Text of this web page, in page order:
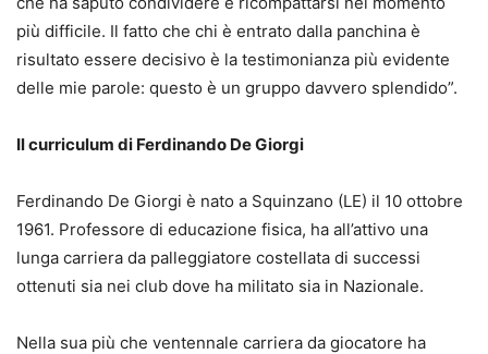
più difficile. Il fatto che chi è entrato dalla panchina è
risultato essere decisivo è la testimonianza più evidente
delle mie parole: questo è un gruppo davvero splendido”.
Il curriculum di Ferdinando De Giorgi
Ferdinando De Giorgi è nato a Squinzano (LE) il 10 ottobre
1961. Professore di educazione fisica, ha all’attivo una
lunga carriera da palleggiatore costellata di successi
ottenuti sia nei club dove ha militato sia in Nazionale.
Nella sua più che ventennale carriera da giocatore ha